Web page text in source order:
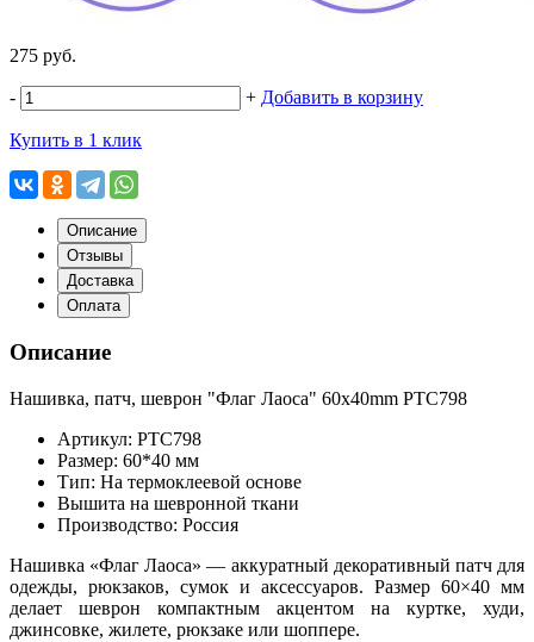
275 руб.
- + Добавить в корзину
Купить в 1 клик
Описание
Отзывы
Доставка
Оплата
Описание
Нашивка, патч, шеврон "Флаг Лаоса" 60x40mm PTC798
Артикул: PTC798
Размер: 60*40 мм
Тип: На термоклеевой основе
Вышита на шевронной ткани
Производство: Россия
Нашивка «Флаг Лаоса» — аккуратный декоративный патч для
одежды, рюкзаков, сумок и аксессуаров. Размер 60×40 мм
делает шеврон компактным акцентом на куртке, худи,
джинсовке, жилете, рюкзаке или шоппере.